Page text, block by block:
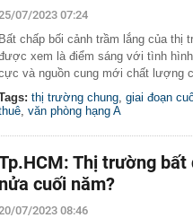
07/2023 07:24
Bất chấp bối cảnh trầm lắng của thị
xem là điểm sáng với tình
và nguồn cung mới chất lượng
thị trường chung giai đoạn
văn phòng hạng A
Thị trường
nửa cuối năm?
07/2023 08:46